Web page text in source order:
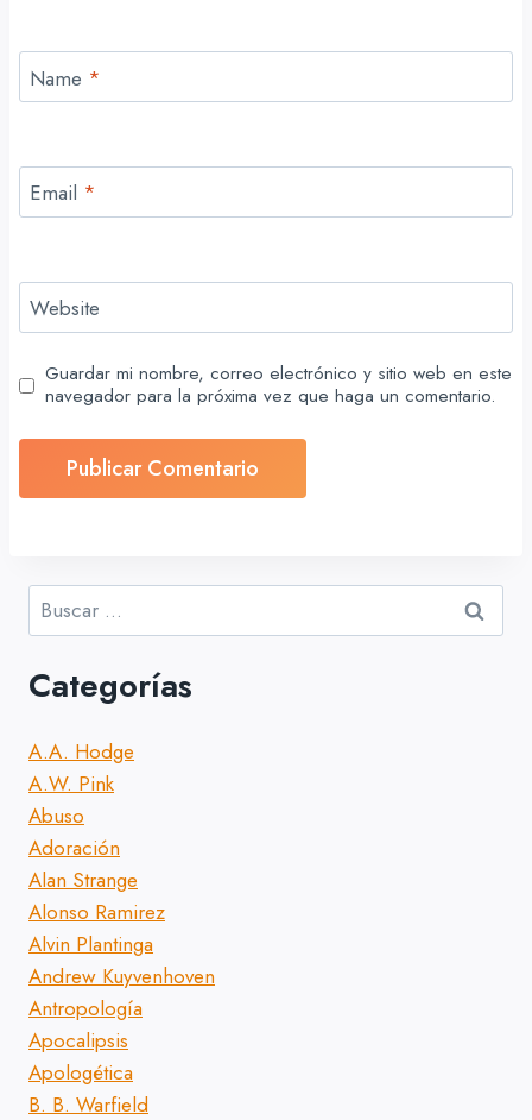
Name *
Email *
Website
Guardar mi nombre, correo electrónico y sitio web en este
navegador para la próxima vez que haga un comentario.
Buscar:
Categorías
A.A. Hodge
A.W. Pink
Abuso
Adoración
Alan Strange
Alonso Ramirez
Alvin Plantinga
Andrew Kuyvenhoven
Antropología
Apocalipsis
Apologética
B. B. Warfield